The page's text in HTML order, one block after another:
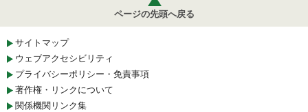
ページの先頭へ戻る
サイトマップ
ウェブアクセシビリティ
プライバシーポリシー・免責事項
著作権・リンクについて
関係機関リンク集